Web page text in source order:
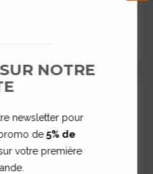
NOTRE
newsletter pour
de5% de
votre première